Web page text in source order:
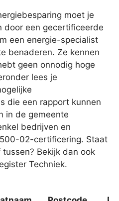
moet je
door een gecertificeerde
een energie-specialist
benaderen. Ze kennen
geen onnodig hoge
lees je
die een rapport kunnen
in de gemeente
bedrijven en
02-certificering. Staat
Bekijk dan ook
Techniek.